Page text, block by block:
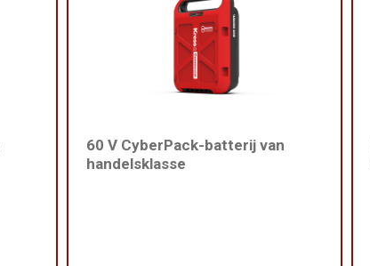
60 V CyberPack-batterij van
handelsklasse